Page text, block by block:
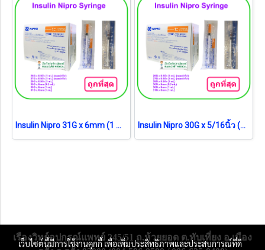
Insulin Nipro 31G x 6mm (1 mL) (ยกกล่อง) Insulin Nipro 30G x 5/16นิ้ว (8mm) (1 mL) (ยกกล่อง)
เรืองวิทย์อุปกรณ์แพทย์ 245/51 ถ.ห้วยยอด ต.ทับเที่ยง อ.เมือง
เว็บไซต์นี้มีการใช้งานคุกกี้ เพื่อเพิ่มประสิทธิภาพและประสบการณ์ที่ดี